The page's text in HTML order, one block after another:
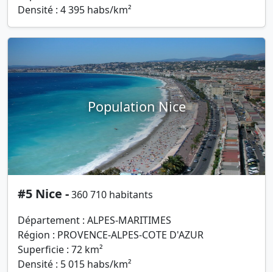
Densité : 4 395 habs/km²
Population Nice
#5 Nice -360 710 habitants
Département : ALPES-MARITIMES
Région : PROVENCE-ALPES-COTE D'AZUR
Superficie : 72 km²
Densité : 5 015 habs/km²